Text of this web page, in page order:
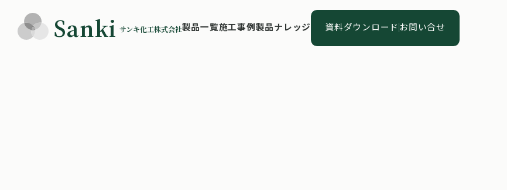
Sanki サンキ化工株式会社製品一覧施工事例製品ナ レ ッジ
ジ
資料ダウ ン ロ ー ド お問 い合せ